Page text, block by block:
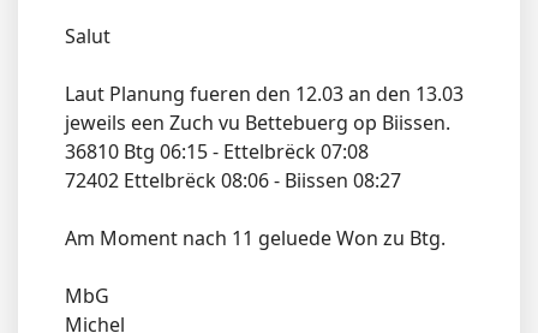
Salut
Laut Planung fueren den 12.03 an den 13.03
jeweils een Zuch vu Bettebuerg op Biissen.
36810 Btg 06:15 - Ettelbrëck 07:08
72402 Ettelbrëck 08:06 - Biissen 08:27
Am Moment nach 11 geluede Won zu Btg.
MbG
Michel